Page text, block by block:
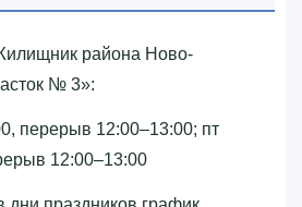
района Ново-
№ 3»‎:
перерыв 12:00–13:00; пт
12:00–13:00